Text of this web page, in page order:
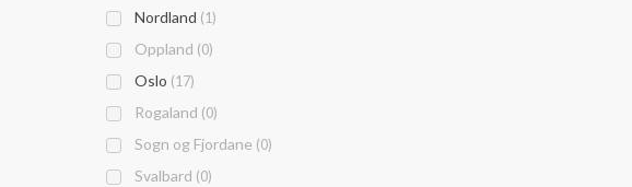
Nordland (1)
Oppland (0)
Oslo (17)
Rogaland (0)
Sogn og Fjordane (0)
Svalbard (0)